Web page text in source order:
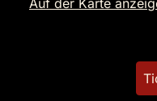
Auf der Karte